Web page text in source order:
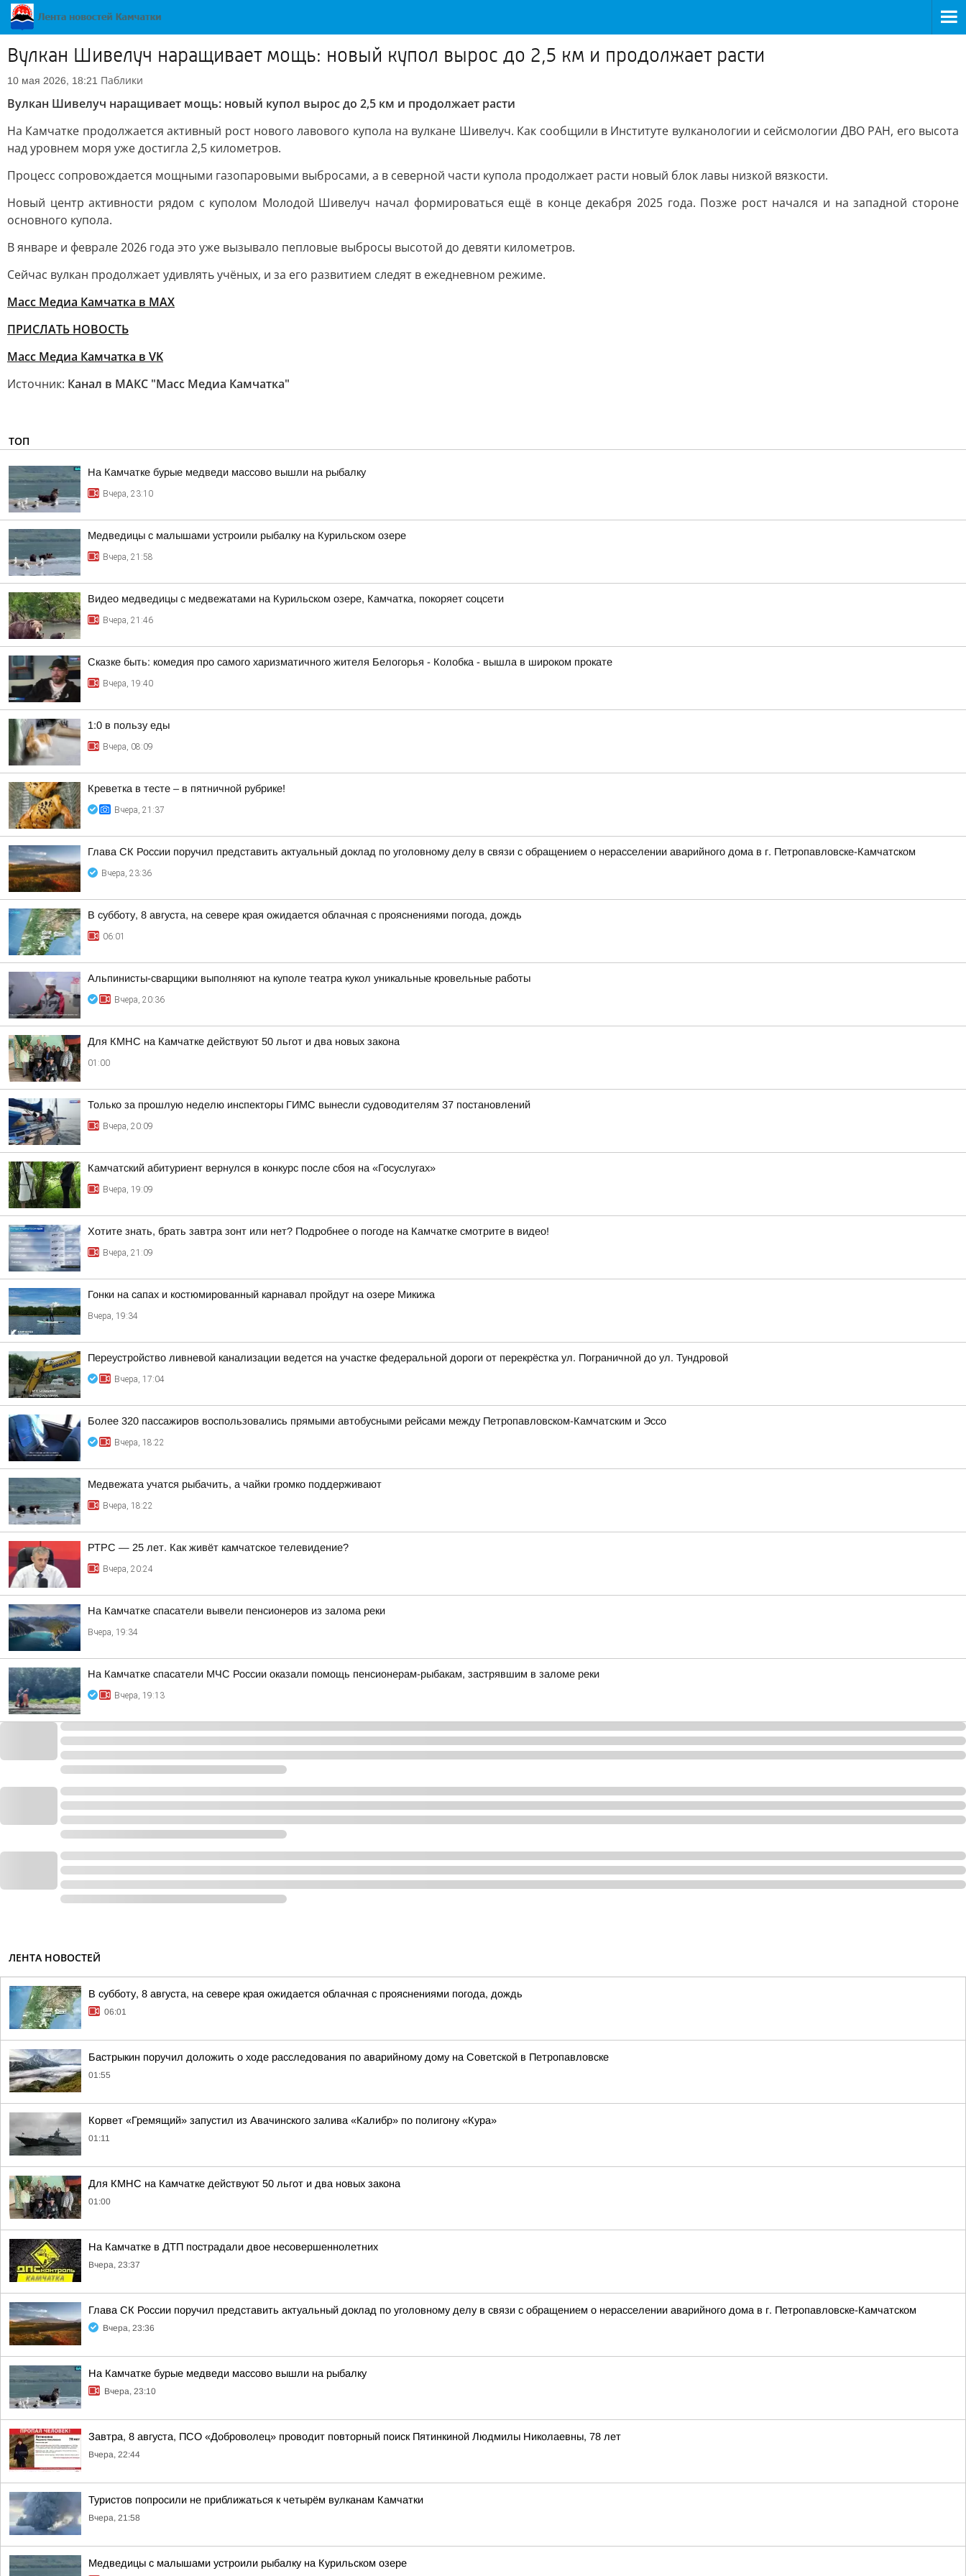
Вулкан Шивелуч наращивает мощь: новый купол вырос до 2,5 км и продолжает расти
10 мая 2026, 18:21 Паблики
Вулкан Шивелуч наращивает мощь: новый купол вырос до 2,5 км и продолжает расти
На Камчатке продолжается активный рост нового лавового купола на вулкане Шивелуч. Как сообщили в Институте вулканологии и сейсмологии ДВО РАН, его высота
над уровнем моря уже достигла 2,5 километров.
Процесс сопровождается мощными газопаровыми выбросами, а в северной части купола продолжает расти новый блок лавы низкой вязкости.
Новый центр активности рядом с куполом Молодой Шивелуч начал формироваться ещё в конце декабря 2025 года. Позже рост начался и на западной стороне
основного купола.
В январе и феврале 2026 года это уже вызывало пепловые выбросы высотой до девяти километров.
Сейчас вулкан продолжает удивлять учёных, и за его развитием следят в ежедневном режиме.
Масс Медиа Камчатка в MAX
ПРИСЛАТЬ НОВОСТЬ
Масс Медиа Камчатка в VK
Источник: Канал в МАКС "Масс Медиа Камчатка"
ТОП
На Камчатке бурые медведи массово вышли на рыбалку
Вчера, 23:10
Медведицы с малышами устроили рыбалку на Курильском озере
Вчера, 21:58
Видео медведицы с медвежатами на Курильском озере, Камчатка, покоряет соцсети
Вчера, 21:46
Сказке быть: комедия про самого харизматичного жителя Белогорья - Колобка - вышла в широком прокате
Вчера, 19:40
1:0 в пользу еды
Вчера, 08:09
Креветка в тесте – в пятничной рубрике!
Вчера, 21:37
Глава СК России поручил представить актуальный доклад по уголовному делу в связи с обращением о нерасселении аварийного дома в г. Петропавловске-Камчатском
Вчера, 23:36
В субботу, 8 августа, на севере края ожидается облачная с прояснениями погода, дождь
06:01
Альпинисты-сварщики выполняют на куполе театра кукол уникальные кровельные работы
Вчера, 20:36
Для КМНС на Камчатке действуют 50 льгот и два новых закона
01:00
Только за прошлую неделю инспекторы ГИМС вынесли судоводителям 37 постановлений
Вчера, 20:09
Камчатский абитуриент вернулся в конкурс после сбоя на «Госуслугах»
Вчера, 19:09
Хотите знать, брать завтра зонт или нет? Подробнее о погоде на Камчатке смотрите в видео!
Вчера, 21:09
Гонки на сапах и костюмированный карнавал пройдут на озере Микижа
Вчера, 19:34
Переустройство ливневой канализации ведется на участке федеральной дороги от перекрёстка ул. Пограничной до ул. Тундровой
Вчера, 17:04
Более 320 пассажиров воспользовались прямыми автобусными рейсами между Петропавловском-Камчатским и Эссо
Вчера, 18:22
Медвежата учатся рыбачить, а чайки громко поддерживают
Вчера, 18:22
РТРС — 25 лет. Как живёт камчатское телевидение?
Вчера, 20:24
На Камчатке спасатели вывели пенсионеров из залома реки
Вчера, 19:34
На Камчатке спасатели МЧС России оказали помощь пенсионерам-рыбакам, застрявшим в заломе реки
Вчера, 19:13
ЛЕНТА НОВОСТЕЙ
В субботу, 8 августа, на севере края ожидается облачная с прояснениями погода, дождь
06:01
Бастрыкин поручил доложить о ходе расследования по аварийному дому на Советской в Петропавловске
01:55
Корвет «Гремящий» запустил из Авачинского залива «Калибр» по полигону «Кура»
01:11
Для КМНС на Камчатке действуют 50 льгот и два новых закона
01:00
На Камчатке в ДТП пострадали двое несовершеннолетних
Вчера, 23:37
Глава СК России поручил представить актуальный доклад по уголовному делу в связи с обращением о нерасселении аварийного дома в г. Петропавловске-Камчатском
Вчера, 23:36
На Камчатке бурые медведи массово вышли на рыбалку
Вчера, 23:10
Завтра, 8 августа, ПСО «Доброволец» проводит повторный поиск Пятинкиной Людмилы Николаевны, 78 лет
Вчера, 22:44
Туристов попросили не приближаться к четырём вулканам Камчатки
Вчера, 21:58
Медведицы с малышами устроили рыбалку на Курильском озере